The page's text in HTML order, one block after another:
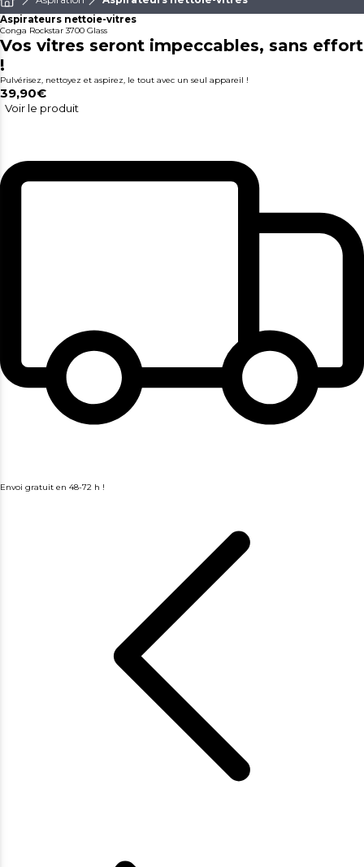
Aspirateurs nettoie-vitres
Conga Rockstar 3700 Glass
Vos vitres seront impeccables, sans effort
!
Pulvérisez, nettoyez et aspirez, le tout avec un seul appareil !
39,90€
Voir le produit
Envoi gratuit en 48-72 h !